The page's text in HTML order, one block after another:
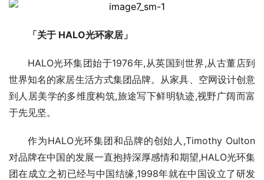
「关于 HALO光环家居」
HALO光环集团始于1976年,从英国到世界,从古董店到
世界知名的家居生活方式集团品牌。从家具、空网设计创意
到人居美学的多维度构筑,旅途写下鲜明轨迹,视野广阔而富
于先见坚。
作为HALO光环集团和品牌的创始人,Timothy Oulton
对品牌在中国的发展一直抱持深厚感情和期望,HALO光环集
团在成立之初已经与中国结缘,1998年就在中国设立了研发